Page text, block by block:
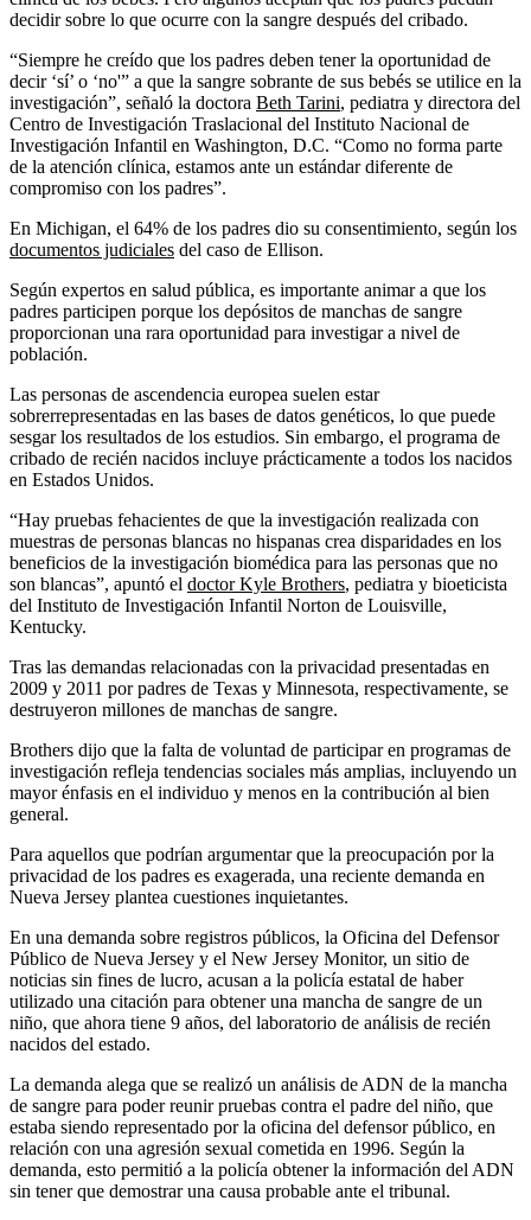
decidir sobre lo que ocurre con la sangre después del cribado.
“Siempre he creído que los padres deben tener la oportunidad de
decir ‘sí’ o ‘no'” a que la sangre sobrante de sus bebés se utilice en la
investigación”, señaló la doctora Beth Tarini, pediatra y directora del
Centro de Investigación Traslacional del Instituto Nacional de
Investigación Infantil en Washington, D.C. “Como no forma parte
de la atención clínica, estamos ante un estándar diferente de
compromiso con los padres”.
En Michigan, el 64% de los padres dio su consentimiento, según los
documentos judiciales del caso de Ellison.
Según expertos en salud pública, es importante animar a que los
padres participen porque los depósitos de manchas de sangre
proporcionan una rara oportunidad para investigar a nivel de
población.
Las personas de ascendencia europea suelen estar
sobrerrepresentadas en las bases de datos genéticos, lo que puede
sesgar los resultados de los estudios. Sin embargo, el programa de
cribado de recién nacidos incluye prácticamente a todos los nacidos
en Estados Unidos.
“Hay pruebas fehacientes de que la investigación realizada con
muestras de personas blancas no hispanas crea disparidades en los
beneficios de la investigación biomédica para las personas que no
son blancas”, apuntó el doctor Kyle Brothers, pediatra y bioeticista
del Instituto de Investigación Infantil Norton de Louisville,
Kentucky.
Tras las demandas relacionadas con la privacidad presentadas en
2009 y 2011 por padres de Texas y Minnesota, respectivamente, se
destruyeron millones de manchas de sangre.
Brothers dijo que la falta de voluntad de participar en programas de
investigación refleja tendencias sociales más amplias, incluyendo un
mayor énfasis en el individuo y menos en la contribución al bien
general.
Para aquellos que podrían argumentar que la preocupación por la
privacidad de los padres es exagerada, una reciente demanda en
Nueva Jersey plantea cuestiones inquietantes.
En una demanda sobre registros públicos, la Oficina del Defensor
Público de Nueva Jersey y el New Jersey Monitor, un sitio de
noticias sin fines de lucro, acusan a la policía estatal de haber
utilizado una citación para obtener una mancha de sangre de un
niño, que ahora tiene 9 años, del laboratorio de análisis de recién
nacidos del estado.
La demanda alega que se realizó un análisis de ADN de la mancha
de sangre para poder reunir pruebas contra el padre del niño, que
estaba siendo representado por la oficina del defensor público, en
relación con una agresión sexual cometida en 1996. Según la
demanda, esto permitió a la policía obtener la información del ADN
sin tener que demostrar una causa probable ante el tribunal.